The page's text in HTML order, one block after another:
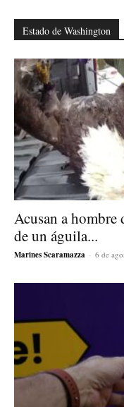
Estado de Washington
Acusan a
de un águila...
Marines Scaramazza - 6 de